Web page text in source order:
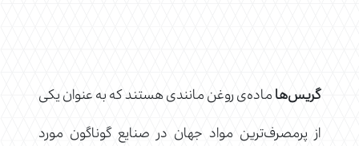
گریس‌هاماده‌ی روغن مانندی هستند که به عنوان یکی
از پرمصرف‌ترین مواد جهان در صنایع گوناگون مورد